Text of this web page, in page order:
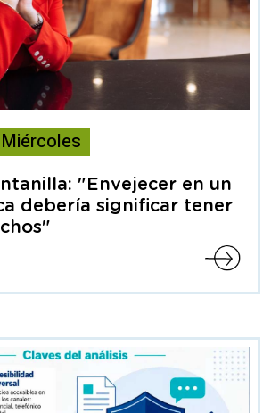
Miércoles
"Envejecer en un
debería significar tener